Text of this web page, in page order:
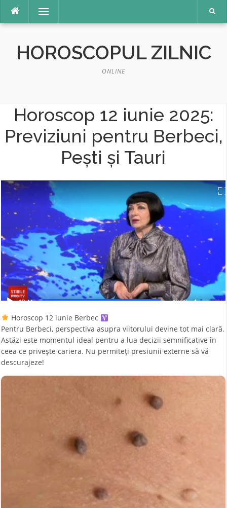
conținut
Meniu
HOROSCOPUL ZILNIC
ONLINE
Horoscop 12 iunie 2025:
Previziuni pentru Berbeci,
Pești și Tauri
Horoscop 12 iunie Berbec
Pentru Berbeci, perspectiva asupra viitorului devine tot mai clară.
Astăzi este momentul ideal pentru a lua decizii semnificative în
ceea ce privește cariera. Nu permiteți presiunii externe să vă
descurajeze!